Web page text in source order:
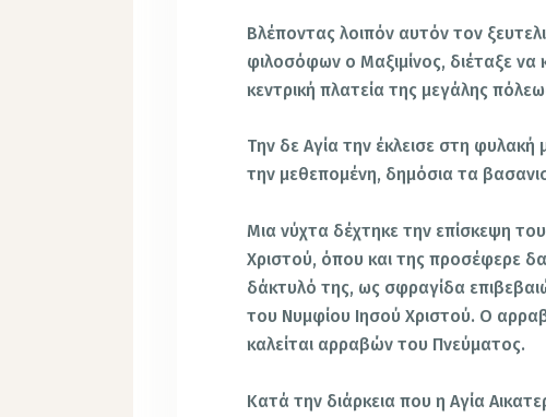
Βλέποντας λοιπόν αυτόν τον
φιλοσόφων ο Μαξιμίνος, διέταξε να
κεντρική πλατεία της μεγάλης
Την δε Αγία την έκλεισε στη φυλακή
την μεθεπομένη, δημόσια τα
Μια νύχτα δέχτηκε την επίσκεψη
Χριστού, όπου και της προσέφερε
δάκτυλό της, ως σφραγίδα
του Νυμφίου Ιησού Χριστού. Ο
καλείται αρραβών του Πνεύματος.
Κατά την διάρκεια που η Αγία